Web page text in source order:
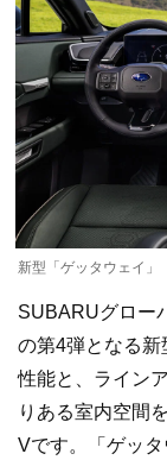
新型「ゲッタウェイ」
SUBARUグロー
の第4弾となる
性能と、ライン
りある室内空間
Vです。「ゲッタ